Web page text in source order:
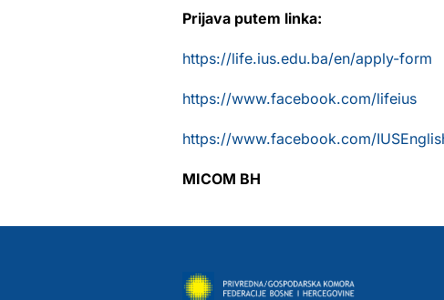
Prijava putem linka:
https://life.ius.edu.ba/en/apply-form
https://www.facebook.com/lifeius
https://www.facebook.com/
MICOM BH